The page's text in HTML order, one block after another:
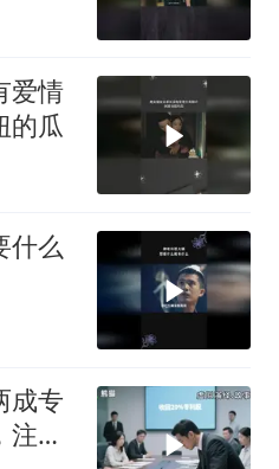
爱情
的瓜
什么
成专
销